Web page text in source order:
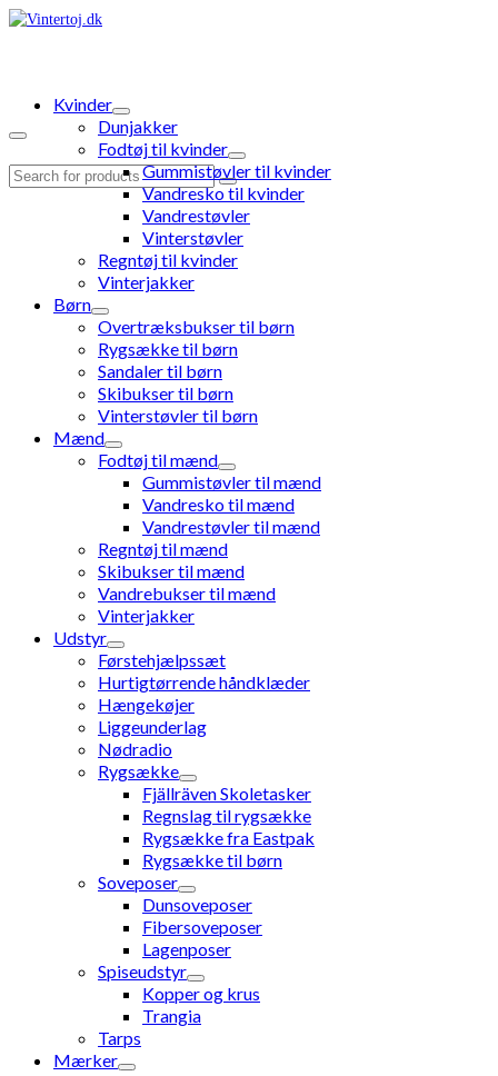
Search
Kvinder
Dunjakker
Fodtøj til kvinder
Gummistøvler til kvinder
Vandresko til kvinder
Vandrestøvler
Vinterstøvler
Regntøj til kvinder
Vinterjakker
Børn
Overtræksbukser til børn
Rygsække til børn
Sandaler til børn
Skibukser til børn
Vinterstøvler til børn
Mænd
Fodtøj til mænd
Gummistøvler til mænd
Vandresko til mænd
Vandrestøvler til mænd
Regntøj til mænd
Skibukser til mænd
Vandrebukser til mænd
Vinterjakker
Udstyr
Førstehjælpssæt
Hurtigtørrende håndklæder
Hængekøjer
Liggeunderlag
Nødradio
Rygsække
Fjällräven Skoletasker
Regnslag til rygsække
Rygsække fra Eastpak
Rygsække til børn
Soveposer
Dunsoveposer
Fibersoveposer
Lagenposer
Spiseudstyr
Kopper og krus
Trangia
Tarps
Mærker